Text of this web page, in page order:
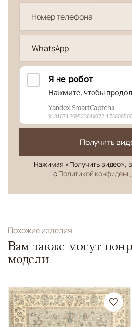
WhatsApp
Получить
Нажимая «Получить видео»,
с Политикой
Похожие изделия
Вам также могут
модели